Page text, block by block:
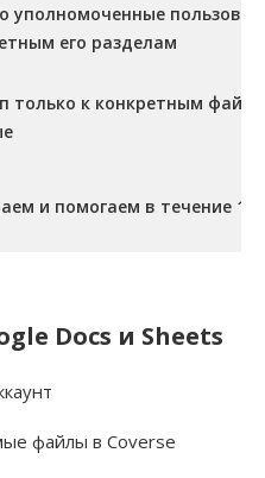
уполномоченные
его разделам
только к конкретным
и помогаем в течение 1
Docs и Sheets
файлы в Coverse